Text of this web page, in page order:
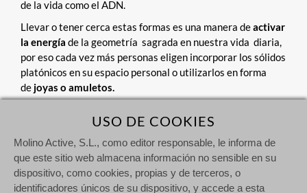
de la vida como el ADN.
Llevar o tener cerca estas formas es una manera deactivar
la energía de la geometría sagrada en nuestra vida diaria,
por eso cada vez más personas eligen incorporar los sólidos
platónicos en su espacio personal o utilizarlos en forma
de joyas o amuletos.
Todos los envíos tienen un coste fijo de6,90 € para
España peninsular e islas Baleares. Para otros destinos,
USO DE COOKIES
Molino Active, S.L., como editor responsable, le informa de
que este sitio web almacena información no sensible en su
dispositivo, como cookies, propias y de terceros, o
identificadores únicos de su dispositivo, y accede a esta